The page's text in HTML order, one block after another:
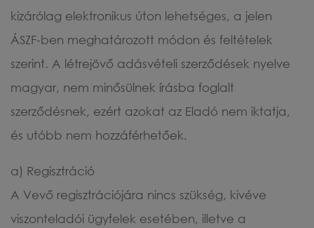
kizárólag elektronikus úton lehetséges, a jelen
ÁSZF-ben meghatározott módon és feltételek
szerint. A létrejövő adásvételi szerződések nyelve
magyar, nem minősülnek írásba foglalt
szerződésnek, ezért azokat az Eladó nem iktatja,
és utóbb nem hozzáférhetőek.
a) Regisztráció
A Vevő regisztrációjára nincs szükség, kivéve
viszonteladói ügyfelek esetében, illetve a